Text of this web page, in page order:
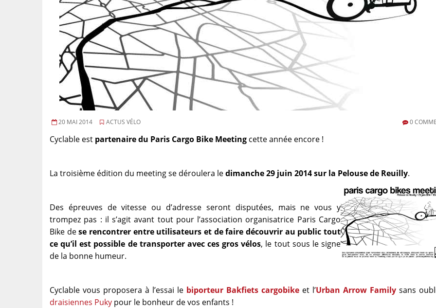
20 MAI 2014 ACTUS VÉLO 0
Cyclable est partenaire du Paris Cargo Bike Meeting cette année encore !
La troisième édition du meeting se déroulera ledimanche 29 juin 2014 sur la Pelouse de Reuilly.
Des épreuves de vitesse ou d’adresse seront disputées, mais ne vous y
trompez pas : il s’agit avant tout pour l’association organisatrice Paris Cargo
Bike dese rencontrer entre utilisateurs et de faire découvrir au public tout
ce qu’il est possible de transporter avec ces gros vélos, le tout sous le signe
de la bonne humeur.
Cyclable vous proposera à l’essai le biporteur Bakfiets cargobike et l’Urban Arrow Family sans
draisiennes Puky pour le bonheur de vos enfants !